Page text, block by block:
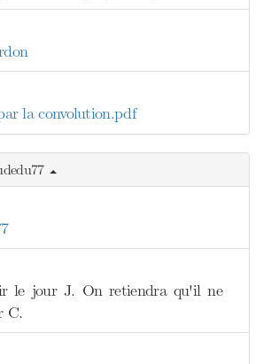
la convolution.pdf
le jour J. On retiendra qu'il ne
C.